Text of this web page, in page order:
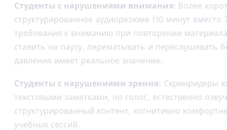
Студенты с нарушениями внимания: Более
структурированное аудиорезюме (10 минут вместо
требования к вниманию при повторении
ставить на паузу, перематывать и переслушивать
давления имеет реальное значение.
Студенты с нарушениями зрения: Скринридеры
текстовыми заметками, но голос, естественно
структурированный контент, когнитивно
учебных сессий.